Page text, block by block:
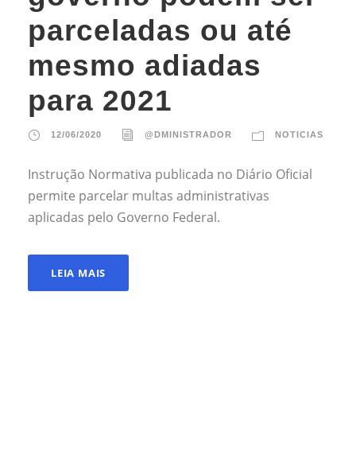
parceladas ou até
mesmo adiadas
para 2021
12/06/2020 @DMINISTRADOR NOTICIAS
Instrução Normativa publicada no Diário Oficial
permite parcelar multas administrativas
aplicadas pelo Governo Federal.
LEIA MAIS